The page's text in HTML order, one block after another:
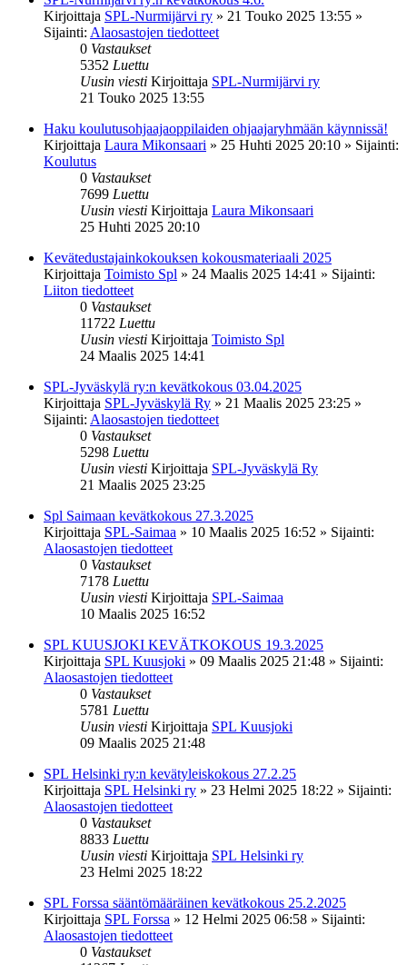
Kirjoittaja SPL-Nurmijärvi ry » 21 Touko 2025 13:55 »
Sijainti: Alaosastojen tiedotteet
0 Vastaukset
5352 Luettu
Uusin viesti Kirjoittaja SPL-Nurmijärvi ry
21 Touko 2025 13:55
Haku koulutusohjaajaoppilaiden ohjaajaryhmään käynnissä!
Kirjoittaja Laura Mikonsaari » 25 Huhti 2025 20:10 » Sijainti:
Koulutus
0 Vastaukset
7699 Luettu
Uusin viesti Kirjoittaja Laura Mikonsaari
25 Huhti 2025 20:10
Kevätedustajainkokouksen kokousmateriaali 2025
Kirjoittaja Toimisto Spl » 24 Maalis 2025 14:41 » Sijainti:
Liiton tiedotteet
0 Vastaukset
11722 Luettu
Uusin viesti Kirjoittaja Toimisto Spl
24 Maalis 2025 14:41
SPL-Jyväskylä ry:n kevätkokous 03.04.2025
Kirjoittaja SPL-Jyväskylä Ry » 21 Maalis 2025 23:25 »
Sijainti: Alaosastojen tiedotteet
0 Vastaukset
5298 Luettu
Uusin viesti Kirjoittaja SPL-Jyväskylä Ry
21 Maalis 2025 23:25
Spl Saimaan kevätkokous 27.3.2025
Kirjoittaja SPL-Saimaa » 10 Maalis 2025 16:52 » Sijainti:
Alaosastojen tiedotteet
0 Vastaukset
7178 Luettu
Uusin viesti Kirjoittaja SPL-Saimaa
10 Maalis 2025 16:52
SPL KUUSJOKI KEVÄTKOKOUS 19.3.2025
Kirjoittaja SPL Kuusjoki » 09 Maalis 2025 21:48 » Sijainti:
Alaosastojen tiedotteet
0 Vastaukset
5781 Luettu
Uusin viesti Kirjoittaja SPL Kuusjoki
09 Maalis 2025 21:48
SPL Helsinki ry:n kevätyleiskokous 27.2.25
Kirjoittaja SPL Helsinki ry » 23 Helmi 2025 18:22 » Sijainti:
Alaosastojen tiedotteet
0 Vastaukset
8833 Luettu
Uusin viesti Kirjoittaja SPL Helsinki ry
23 Helmi 2025 18:22
SPL Forssa sääntömääräinen kevätkokous 25.2.2025
Kirjoittaja SPL Forssa » 12 Helmi 2025 06:58 » Sijainti:
Alaosastojen tiedotteet
0 Vastaukset